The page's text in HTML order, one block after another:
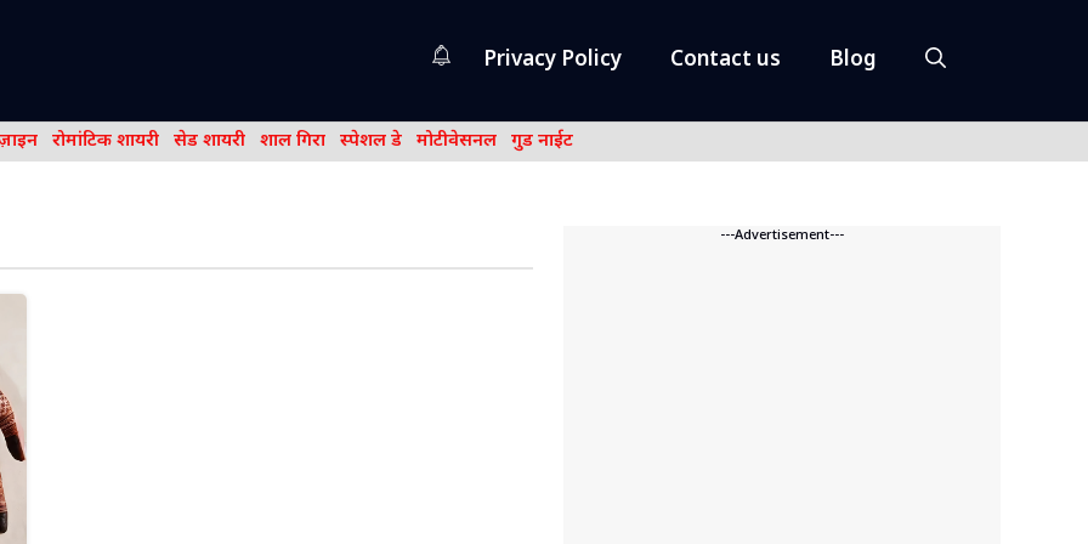
Privacy Policy Contact us Blog
रोमांटिक शायरी सेड शायरी शाल गिरा स्पेशल डे मोटीवेसनल गुड नाईट
---Advertisement---